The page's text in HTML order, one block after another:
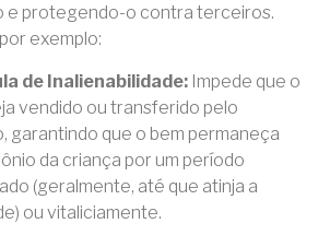
e protegendo-o contra terceiros.
exemplo:
de Inalienabilidade: Impede que o
vendido ou transferido pelo
garantindo que o bem permaneça
da criança por um período
(geralmente, até que atinja a
ou vitaliciamente.